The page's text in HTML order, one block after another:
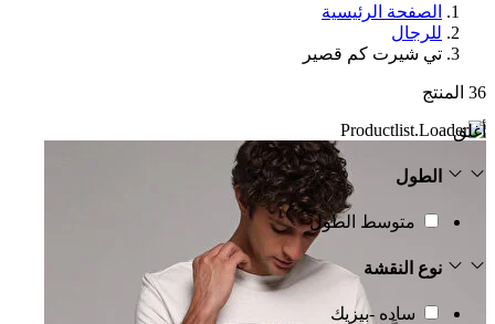
الصفحة الرئيسية
للرجال
تي شيرت كم قصير
36 المنتج
أغلق
الطول
متوسط الطول
نوع النقشة
ساده -بيزيك